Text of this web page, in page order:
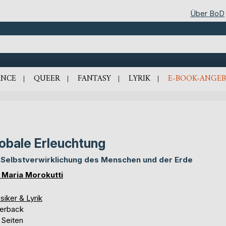
Über BoD
QUEER FANTASY LYRIK E-BOOK-
Erleuchtung
Selbstverwirklichung des Menschen und der Erde
Maria Morokutti
& Lyrik